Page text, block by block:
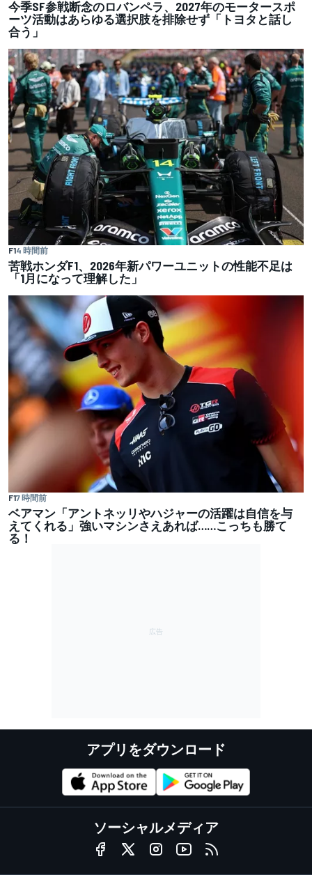
今季SF参戦断念のロバンペラ、2027年のモータースポ
ーツ活動はあらゆる選択肢を排除せず「トヨタと話し
合う」
F14 時間前
苦戦ホンダF1、2026年新パワーユニットの性能不足は
「1月になって理解した」
F17 時間前
ベアマン「アントネッリやハジャーの活躍は自信を与
えてくれる」強いマシンさえあれば……こっちも勝て
る！
アプリをダウンロード
ソーシャルメディア